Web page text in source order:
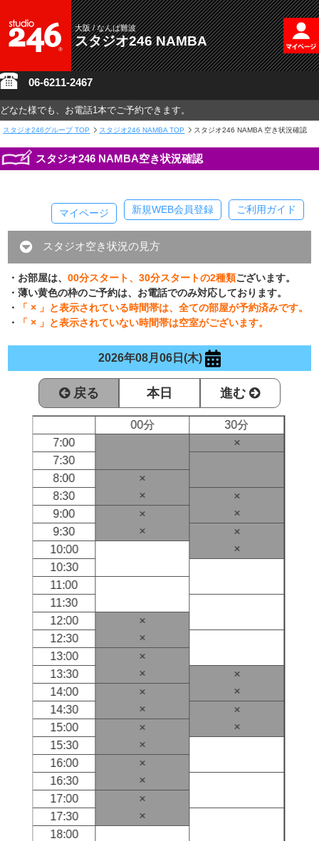
大阪 / なんば難波
スタジオ246 NAMBA
06-6211-2467
どなた様でも、お電話1本でご予約できます。
スタジオ246グループ TOP スタジオ246 NAMBA TOP スタジオ246 NAMBA 空き状況確認
スタジオ246 NAMBA空き状況確認
ご利用ガイド
新規WEB会員登録
マイページ
スタジオ空き状況の見方
・お部屋は、00分スタート、30分スタートの2種類ございます。
・薄い黄色の枠のご予約は、お電話でのみ対応しております。
・
「 × 」と表示されている時間帯は、全ての部屋が予約済みです。
・
「 × 」と表示されていない時間帯は空室がございます。
2026年08月06日(木)
戻る 本日 進む
00分
30分
7:00
×
7:30
8:00
×
8:30
×
×
9:00
×
×
9:30
×
×
10:00
×
10:30
11:00
11:30
12:00
×
12:30
×
13:00
×
13:30
×
×
14:00
×
×
14:30
×
×
15:00
×
×
15:30
×
16:00
×
16:30
×
17:00
×
17:30
×
18:00